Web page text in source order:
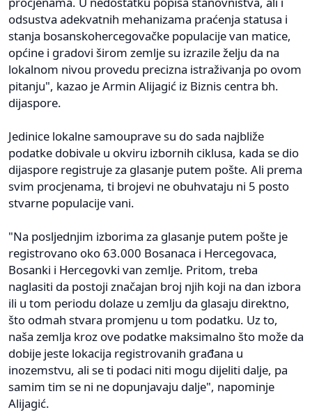
odsustva adekvatnih mehanizama praćenja statusa i
stanja bosanskohercegovačke populacije van matice,
općine i gradovi širom zemlje su izrazile želju da na
lokalnom nivou provedu precizna istraživanja po ovom
pitanju", kazao je Armin Alijagić iz Biznis centra bh.
dijaspore.
Jedinice lokalne samouprave su do sada najbliže
podatke dobivale u okviru izbornih ciklusa, kada se dio
dijaspore registruje za glasanje putem pošte. Ali prema
svim procjenama, ti brojevi ne obuhvataju ni 5 posto
stvarne populacije vani.
"Na posljednjim izborima za glasanje putem pošte je
registrovano oko 63.000 Bosanaca i Hercegovaca,
Bosanki i Hercegovki van zemlje. Pritom, treba
naglasiti da postoji značajan broj njih koji na dan izbora
ili u tom periodu dolaze u zemlju da glasaju direktno,
što odmah stvara promjenu u tom podatku. Uz to,
naša zemlja kroz ove podatke maksimalno što može da
dobije jeste lokacija registrovanih građana u
inozemstvu, ali se ti podaci niti mogu dijeliti dalje, pa
samim tim se ni ne dopunjavaju dalje", napominje
Alijagić.